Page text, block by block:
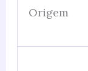
Origem